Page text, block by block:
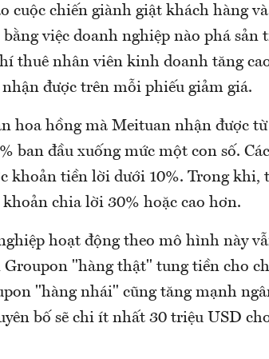
cuộc chiến giành giật khách hàng
việc doanh nghiệp nào phá sản
thuê nhân viên kinh doanh tăng
được trên mỗi phiếu giảm giá.
hoa hồng mà Meituan nhận được
ban đầu xuống mức một con số.
khoản tiền lời dưới 10%. Trong khi,
chia lời 30% hoặc cao hơn.
hoạt động theo mô hình này
"hàng thật" tung tiền cho
"hàng nhái" cũng tăng mạnh
bố sẽ chi ít nhất 30 triệu USD